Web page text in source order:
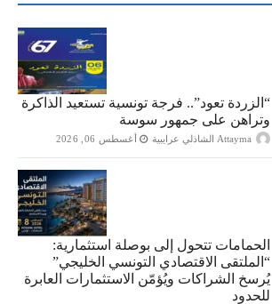
“الزردة تعود”.. فرجة تونسية تستعيد الذاكرة
وتراهن على جمهور سوسة
Attayma الشاذلي عرايبية أغسطس 06, 2026
الحمامات تتحول إلى بوصلة استثمارية:
“الملتقى الاقتصادي التونسي الخليجي”
يُرسخ الشراكات ويُؤمّن الاستثمارات العابرة
للحدود